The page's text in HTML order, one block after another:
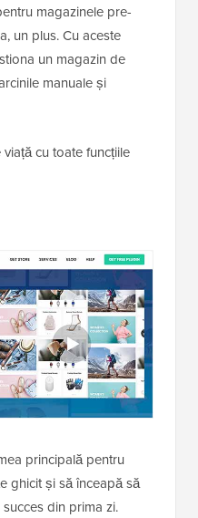
magazinele pre-
un plus. Cu aceste
un magazin de
manuale și
cu toate funcțiile
principală pentru
ghicit și să înceapă să
din prima zi.